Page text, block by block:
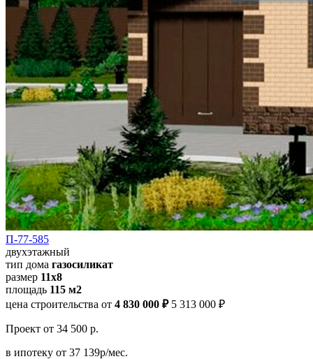
П-77-585
двухэтажный
тип дома газосиликат
размер 11х8
площадь 115 м2
цена строительства от 4 830 000 ₽ 5 313 000 ₽
Проект от 34 500 р.
в ипотеку от 37 139р/мес.